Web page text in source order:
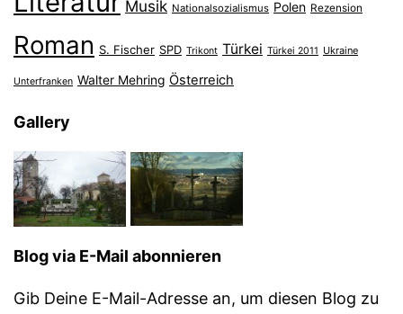
Musik Nationalsozialismus Polen Rezension
Roman S. Fischer SPD Trikont Türkei Türkei 2011 Ukraine
Unterfranken Walter Mehring Österreich
Gallery
Blog via E-Mail abonnieren
Gib Deine E-Mail-Adresse an, um diesen Blog zu